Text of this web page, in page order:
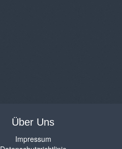
Über Uns
Impressum